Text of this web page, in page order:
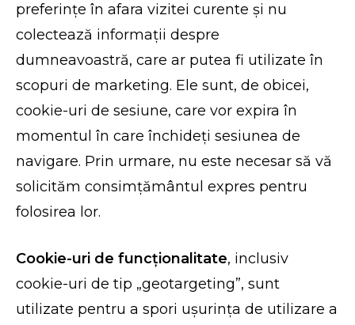
preferințe în afara vizitei curente și nu
colectează informații despre
dumneavoastră, care ar putea fi utilizate în
scopuri de marketing. Ele sunt, de obicei,
cookie-uri de sesiune, care vor expira în
momentul în care închideți sesiunea de
navigare. Prin urmare, nu este necesar să vă
solicităm consimțământul expres pentru
folosirea lor.
Cookie-uri de funcționalitate, inclusiv
cookie-uri de tip „geotargeting”, sunt
utilizate pentru a spori ușurința de utilizare a